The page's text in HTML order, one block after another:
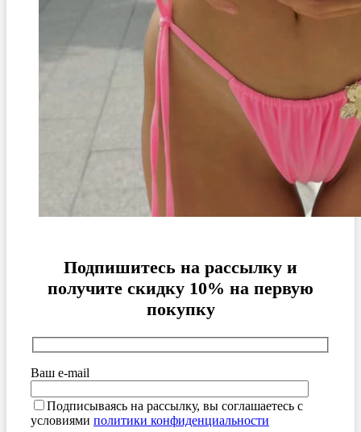
Подпишитесь на рассылку и
получите скидку 10% на первую
покупку
Ваш e-mail
Подписываясь на рассылку, вы соглашаетесь с
условиями политики конфиденциальности